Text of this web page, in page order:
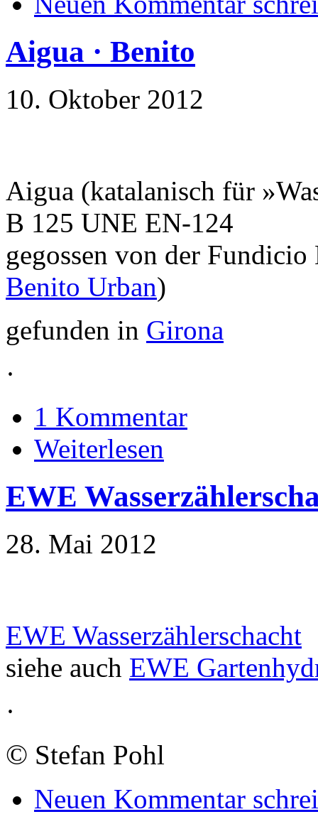
Aigua · Benito
10. Oktober 2012
Aigua (katalanisch für
B 125 UNE EN-124
gegossen von der
Benito Urban)
gefunden in Girona
·
1 Kommentar
Weiterlesen
EWE
28. Mai 2012
EWE Wasserzählerschacht
siehe auch EWE
·
© Stefan Pohl
Neuen Kommentar